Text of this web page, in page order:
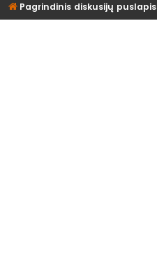
Pagrindinis diskusijų puslapis